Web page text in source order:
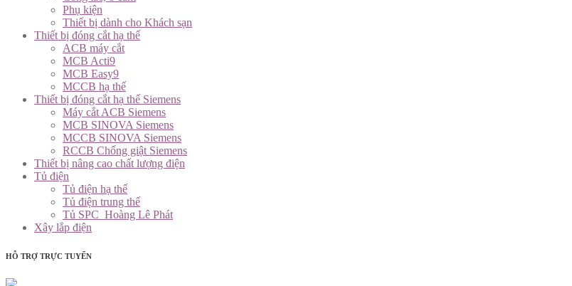
Phụ kiện
Thiết bị dành cho Khách sạn
Thiết bị đóng cắt hạ thế
ACB máy cắt
MCB Acti9
MCB Easy9
MCCB hạ thế
Thiết bị đóng cắt hạ thế Siemens
Máy cắt ACB Siemens
MCB SINOVA Siemens
MCCB SINOVA Siemens
RCCB Chống giật Siemens
Thiết bị nâng cao chất lượng điện
Tủ điện
Tủ điện hạ thế
Tủ điện trung thế
Tủ SPC_Hoàng Lê Phát
Xây lắp điện
HỖ TRỢ TRỰC TUYẾN